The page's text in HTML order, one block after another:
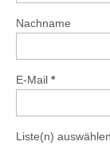
Nachname
E-Mail *
Liste(n)